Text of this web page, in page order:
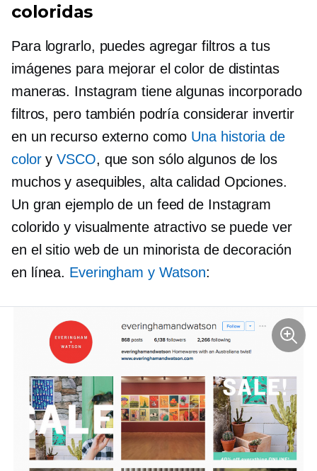
coloridas
Para lograrlo, puedes agregar filtros a tus
imágenes para mejorar el color de distintas
maneras. Instagram tiene algunas incorporado
filtros, pero también podría considerar invertir
en un recurso externo como Una historia de
coloryVSCO, que son sólo algunos de los
muchos y asequibles, alta calidad Opciones.
Un gran ejemplo de un feed de Instagram
colorido y visualmente atractivo se puede ver
en el sitio web de un minorista de decoración
en línea. Everingham y Watson: